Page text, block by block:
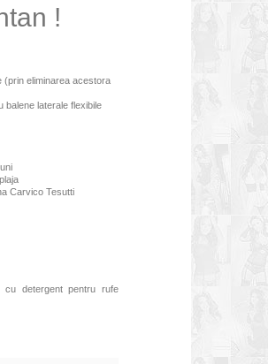
!
(prin eliminarea acestora
balene laterale flexibile
Carvico Tesutti
cu detergent pentru rufe